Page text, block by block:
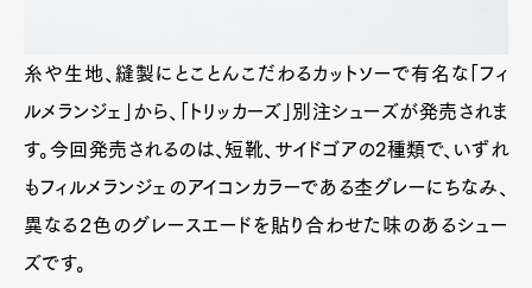
糸や生地、縫製にとことんこだわるカットソーで有名な「フィ
ルメランジェ」から、「トリッカーズ」別注シューズが発売されま
す。今回発売されるのは、短靴、サイドゴアの2種類で、いずれ
もフィルメランジェのアイコンカラーである杢グレーにちなみ、
異なる２色のグレースエードを貼り合わせた味のあるシュー
ズです。